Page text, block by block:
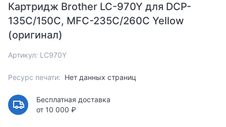
Картридж Brother LC-970Y для DCP-
135C/150C, MFC-235C/260С Yellow
(оригинал)
Артикул: LC970Y
Ресурс печати: Нет данных страниц
Бесплатная доставка
от 10 000 ₽